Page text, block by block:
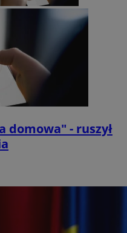
domowa" - ruszył